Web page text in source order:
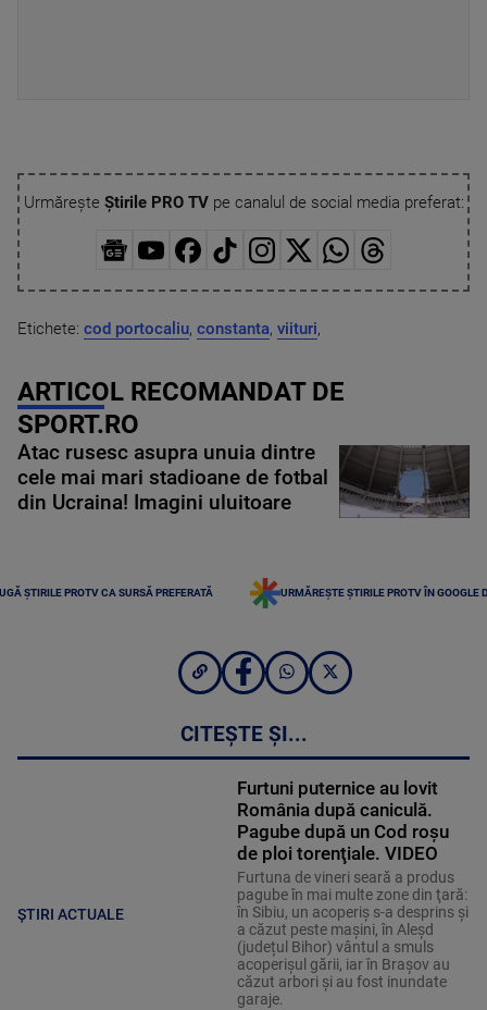
Urmărește Știrile PRO TVpe canalul de social media preferat:
Etichete: cod portocaliu, constanta, viituri,
ARTICOL RECOMANDAT DE
SPORT.RO
Atac rusesc asupra unuia dintre
cele mai mari stadioane de fotbal
din Ucraina! Imagini uluitoare
ȘTIRILE PROTV CA SURSĂ PREFERATĂ URMĂREȘTE ȘTIRILE PROTV ÎN GOOGLE
CITEȘTE ȘI...
ȘTIRI ACTUALE
Furtuni puternice au lovit
România după caniculă.
Pagube după un Cod roşu
de ploi torenţiale. VIDEO
Furtuna de vineri seară a produs
pagube în mai multe zone din ţară:
în Sibiu, un acoperiş s-a desprins și
a căzut peste maşini, în Aleşd
(județul Bihor) vântul a smuls
acoperişul gării, iar în Braşov au
căzut arbori şi au fost inundate
garaje.